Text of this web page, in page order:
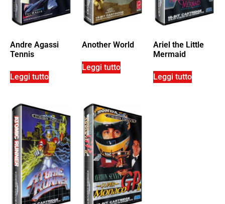
Andre Agassi
Tennis
Leggi tutto
Another World
Leggi tutto
Ariel the Little
Mermaid
Leggi tutto